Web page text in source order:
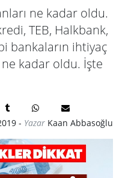
ne kadar oldu.
TEB, Halkbank,
bankaların ihtiyaç
kadar oldu. İşte
- Yazar Kaan Abbasoğlu